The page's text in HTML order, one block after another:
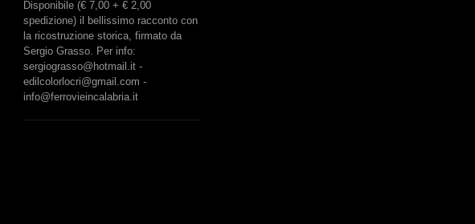
Disponibile (€ 7,00 + € 2,00
spedizione) il bellissimo racconto con
la ricostruzione storica, firmato da
Sergio Grasso. Per info:
sergiograsso@hotmail.it -
edilcolorlocri@gmail.com -
info@ferrovieincalabria.it